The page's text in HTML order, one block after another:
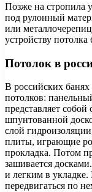
Позже на стропила
под рулонный
или
устройству потолка
Потолок в
В российских банях
потолков:
представляет
шпунтованной
слой
плиты, играющие
прокладка. Потом
зашивается
и легким в укладке.
передвигаться по